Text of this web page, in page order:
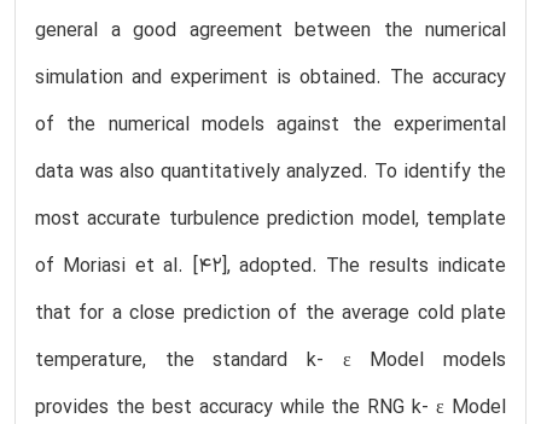
general a good agreement between the numerical
simulation and experiment is obtained. The accuracy
of the numerical models against the experimental
data was also quantitatively analyzed. To identify the
most accurate turbulence prediction model, template
of Moriasi et al. [42], adopted. The results indicate
that for a close prediction of the average cold plate
temperature, the standard k- ɛ Model models
provides the best accuracy while the RNG k- ɛ Model